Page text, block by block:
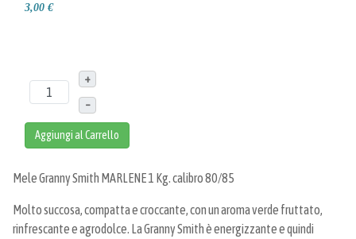
3,00 €
+
–
Aggiungi al Carrello
Mele Granny Smith MARLENE 1 Kg. calibro 80/85
Molto succosa, compatta e croccante, con un aroma verde fruttato,
rinfrescante e agrodolce. La Granny Smith è energizzante e quindi